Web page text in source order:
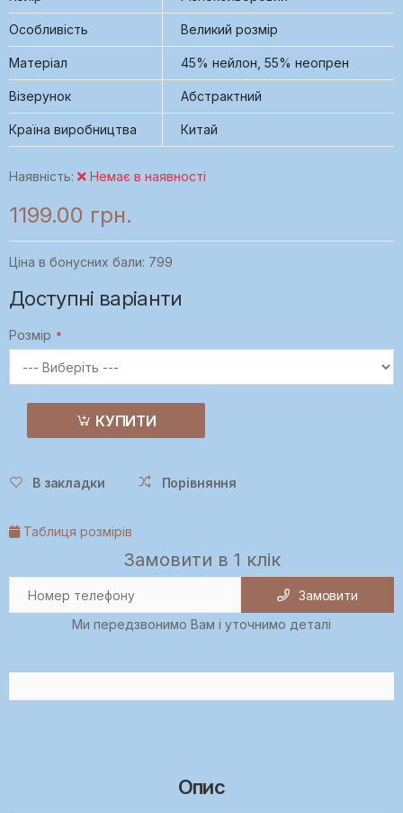
Особливість Великий розмір
Матеріал 45% нейлон, 55% неопрен
Візерунок Абстрактний
Країна виробництва Китай
Наявність: Немає в наявності
1199.00 грн.
Ціна в бонусних бали: 799
Доступні варіанти
Розмір
КУПИТИ
В закладки Порівняння
Таблиця розмірів
Замовити в 1 клік
Замовити
Ми передзвонимо Вам і уточнимо деталі
Опис